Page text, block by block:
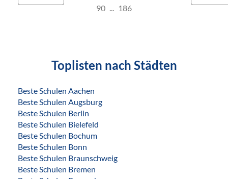
90
186
Toplisten nach Städten
Beste Schulen Aachen
Beste Schulen Augsburg
Beste Schulen Berlin
Beste Schulen Bielefeld
Beste Schulen Bochum
Beste Schulen Bonn
Beste Schulen Braunschweig
Beste Schulen Bremen